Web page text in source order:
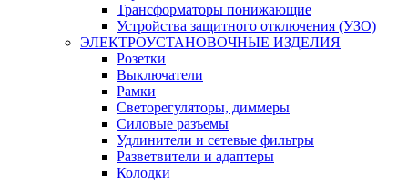
Трансформаторы понижающие
Устройства защитного отключения (УЗО)
ЭЛЕКТРОУСТАНОВОЧНЫЕ ИЗДЕЛИЯ
Розетки
Выключатели
Рамки
Светорегуляторы, диммеры
Силовые разъемы
Удлинители и сетевые фильтры
Разветвители и адаптеры
Колодки